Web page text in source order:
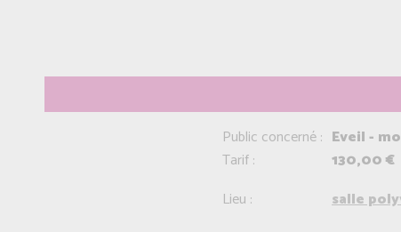
Public concerné : Eveil -
Tarif :
130,00 €
Lieu :
salle